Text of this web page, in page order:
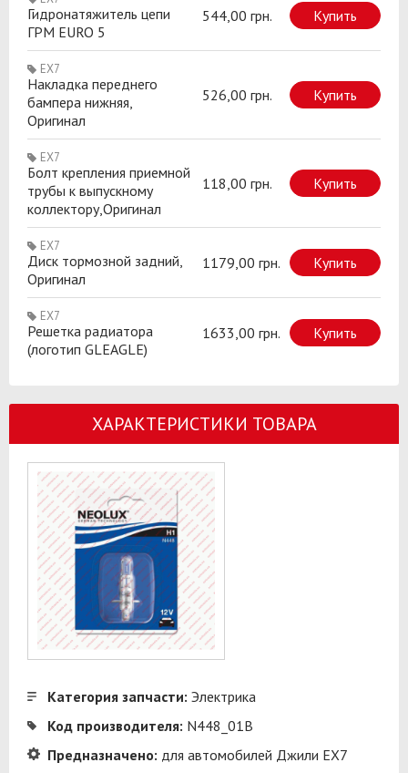
Гидронатяжитель цепи
ГРМ EURO 5
544,00 грн. Купить
EX7
Накладка переднего
бампера нижняя,
Оригинал
526,00 грн. Купить
EX7
Болт крепления приемной
трубы к выпускному
коллектору,Оригинал
118,00 грн. Купить
EX7
Диск тормозной задний,
Оригинал
1179,00 грн. Купить
EX7
Решетка радиатора
(логотип GLEAGLE)
1633,00 грн. Купить
ХАРАКТЕРИСТИКИ ТОВАРА
Категория запчасти: Электрика
Код производителя: N448_01B
Предназначено: для автомобилей Джили ЕХ7